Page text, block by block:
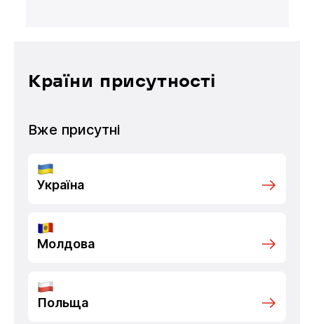
Країни присутності
Вже присутні
Україна
Молдова
Польща